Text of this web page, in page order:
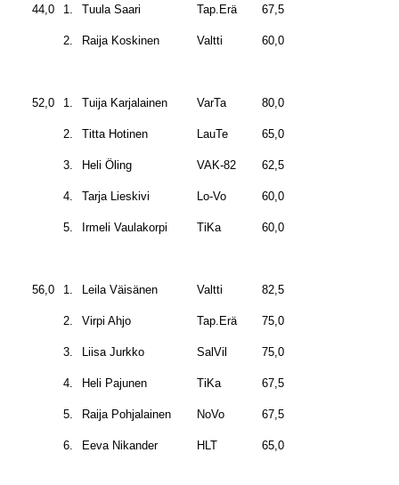
44,0 1. Tuula Saari Tap.Erä 67,5
2. Raija Koskinen Valtti 60,0
52,0 1. Tuija Karjalainen VarTa 80,0
2. Titta Hotinen LauTe 65,0
3. Heli Öling VAK-82 62,5
4. Tarja Lieskivi Lo-Vo 60,0
5. Irmeli Vaulakorpi TiKa 60,0
56,0 1. Leila Väisänen Valtti 82,5
2. Virpi Ahjo Tap.Erä 75,0
3. Liisa Jurkko SalVil 75,0
4. Heli Pajunen TiKa 67,5
5. Raija Pohjalainen NoVo 67,5
6. Eeva Nikander HLT 65,0